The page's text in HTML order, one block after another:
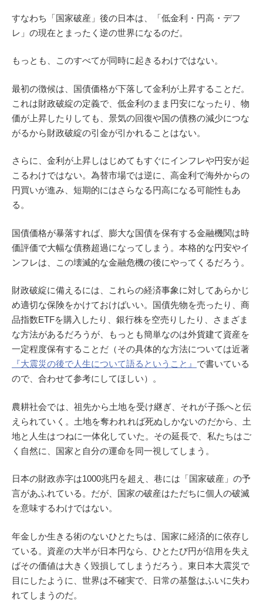
すなわち「国家破産」後の日本は、「低金利・円高・デフ
レ」の現在とまったく逆の世界になるのだ。
もっとも、このすべてが同時に起きるわけではない。
最初の徴候は、国債価格が下落して金利が上昇することだ。
これは財政破綻の定義で、低金利のまま円安になったり、物
価が上昇したりしても、景気の回復や国の債務の減少につな
がるから財政破綻の引金が引かれることはない。
さらに、金利が上昇しはじめてもすぐにインフレや円安が起
こるわけではない。為替市場では逆に、高金利で海外からの
円買いが進み、短期的にはさらなる円高になる可能性もあ
る。
国債価格が暴落すれば、膨大な国債を保有する金融機関は時
価評価で大幅な債務超過になってしまう。本格的な円安やイ
ンフレは、この壊滅的な金融危機の後にやってくるだろう。
財政破綻に備えるには、これらの経済事象に対してあらかじ
め適切な保険をかけておけばいい。国債先物を売ったり、商
品指数ETFを購入したり、銀行株を空売りしたり、さまざま
な方法があるだろうが、もっとも簡単なのは外貨建て資産を
一定程度保有することだ（その具体的な方法については近著
『大震災の後で人生について語るということ』 で書いている
ので、合わせて参考にしてほしい）。
農耕社会では、祖先から土地を受け継ぎ、それが子孫へと伝
えられていく。土地を奪われれば死ぬしかないのだから、土
地と人生はつねに一体化していた。その延長で、私たちはご
く自然に、国家と自分の運命を同一視してしまう。
日本の財政赤字は1000兆円を超え、巷には「国家破産」の予
言があふれている。だが、国家の破産はただちに個人の破滅
を意味するわけではない。
年金しか生きる術のないひとたちは、国家に経済的に依存し
ている。資産の大半が日本円なら、ひとたび円が信用を失え
ばその価値は大きく毀損してしまうだろう。東日本大震災で
目にしたように、世界は不確実で、日常の基盤はふいに失わ
れてしまうのだ。